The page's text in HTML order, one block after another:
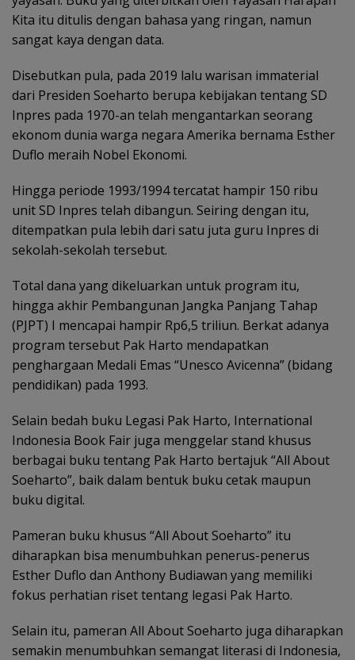
Kita itu ditulis dengan bahasa yang ringan, namun
sangat kaya dengan data.
Disebutkan pula, pada 2019 lalu warisan immaterial
dari Presiden Soeharto berupa kebijakan tentang SD
Inpres pada 1970-an telah mengantarkan seorang
ekonom dunia warga negara Amerika bernama Esther
Duflo meraih Nobel Ekonomi.
Hingga periode 1993/1994 tercatat hampir 150 ribu
unit SD Inpres telah dibangun. Seiring dengan itu,
ditempatkan pula lebih dari satu juta guru Inpres di
sekolah-sekolah tersebut.
Total dana yang dikeluarkan untuk program itu,
hingga akhir Pembangunan Jangka Panjang Tahap
(PJPT) I mencapai hampir Rp6,5 triliun. Berkat adanya
program tersebut Pak Harto mendapatkan
penghargaan Medali Emas “Unesco Avicenna” (bidang
pendidikan) pada 1993.
Selain bedah buku Legasi Pak Harto, International
Indonesia Book Fair juga menggelar stand khusus
berbagai buku tentang Pak Harto bertajuk “All About
Soeharto”, baik dalam bentuk buku cetak maupun
buku digital.
Pameran buku khusus “All About Soeharto” itu
diharapkan bisa menumbuhkan penerus-penerus
Esther Duflo dan Anthony Budiawan yang memiliki
fokus perhatian riset tentang legasi Pak Harto.
Selain itu, pameran All About Soeharto juga diharapkan
semakin menumbuhkan semangat literasi di Indonesia,